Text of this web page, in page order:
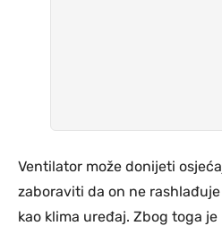
Ventilator može donijeti
zaboraviti da on ne
kao klima uređaj. Zbog toga